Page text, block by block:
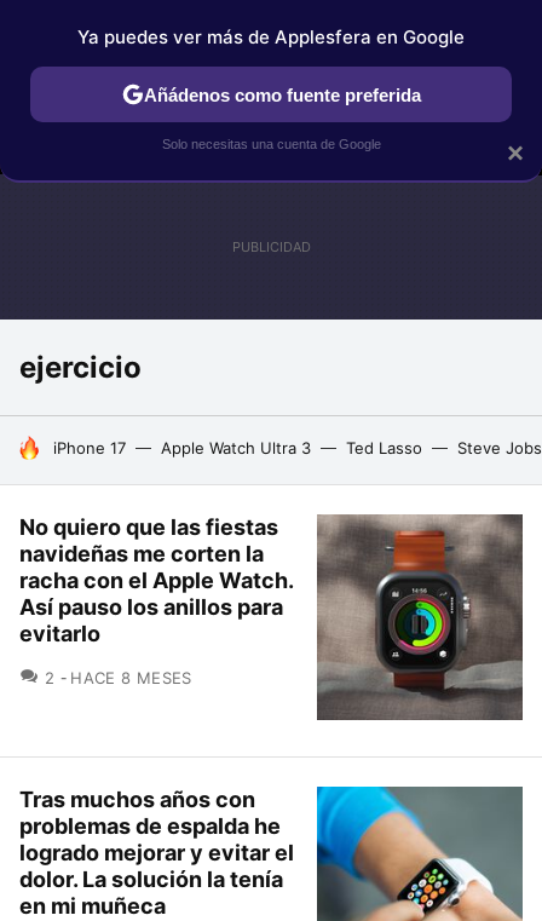
MENÚ NUEVO
TUTORIALES APPLESFERA SELECCIÓN
ejercicio
HOY SE HABLA DE
iPhone 17 Apple Watch Ultra 3 Ted Lasso Steve Jobs
No quiero que las fiestas
navideñas me corten la
racha con el Apple Watch.
Así pauso los anillos para
evitarlo
2 COMENTARIOS
HACE 8 MESES
Tras muchos años con
problemas de espalda he
logrado mejorar y evitar el
dolor. La solución la tenía
en mi muñeca
×
Ya puedes ver más de Applesfera en Google
Añádenos como fuente preferida
Solo necesitas una cuenta de Google